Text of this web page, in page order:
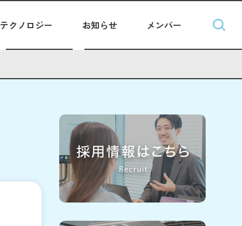
テクノロジー お知らせ メンバー